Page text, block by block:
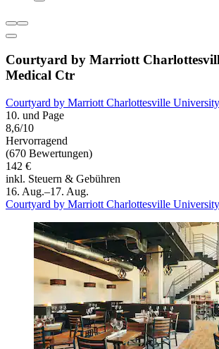
Courtyard by Marriott
Medical Ctr
Courtyard by Marriott Charlottesville
10. und Page
8,6/10
Hervorragend
(670 Bewertungen)
142 €
inkl. Steuern & Gebühren
16. Aug.–17. Aug.
Courtyard by Marriott Charlottesville